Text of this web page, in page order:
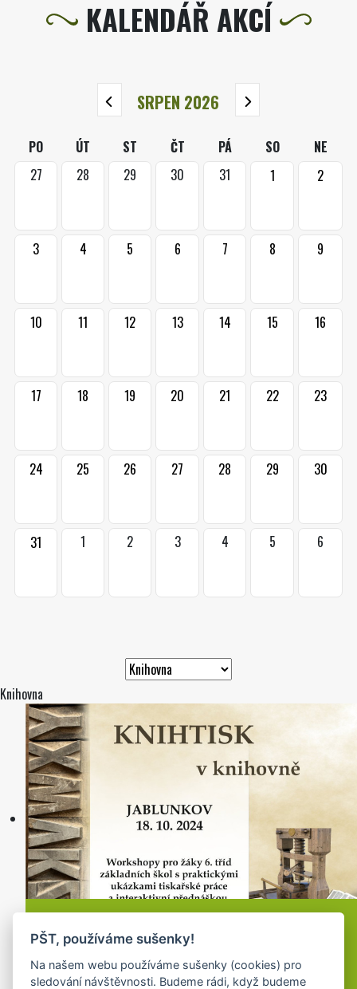
KALENDÁŘ AKCÍ
SRPEN 2026
PO ÚT ST ČT PÁ SO
NE
27
28 29 30 31 1 2
3 4 5 6 7 8 9
10 11 12 13 14 15 16
17 18 19 20 21 22 23
24 25 26 27 28 29 30
31 1 2 3 4 5 6
Knihovna
Knihtisk
18.10.2024 od: 08:00 do 13:00
Knihovna v Jablunkově
PŠT, používáme sušenky!
Na našem webu používáme sušenky (cookies) pro
sledování návštěvnosti. Budeme rádi, když budeme